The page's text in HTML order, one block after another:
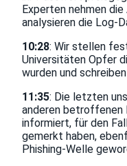
Experten nehmen
analysieren die Log-
10:28: Wir stellen
Universitäten Opfer
wurden und
11:35: Die letzten
anderen betroffenen
informiert, für den
gemerkt haben,
Phishing-Welle